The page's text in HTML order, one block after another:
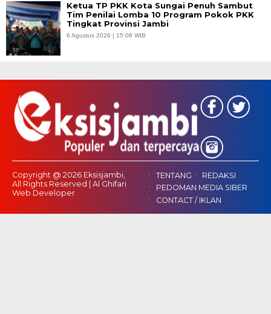
Ketua TP PKK Kota Sungai Penuh Sambut
Tim Penilai Lomba 10 Program Pokok PKK
Tingkat Provinsi Jambi
6 Agustus 2026 | 15:08 WIB
Copyright @ 2026 Eksisjambi,
All Rights Reserved | Al Ghifari
Web Developer
TENTANG
REDAKSI
PEDOMAN MEDIA SIBER
CONTACT / IKLAN